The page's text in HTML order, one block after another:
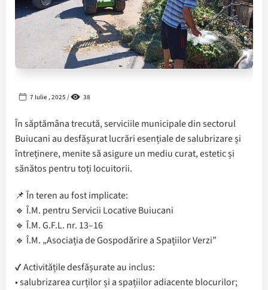
7 Iulie , 2025 / 38
În săptămâna trecută, serviciile municipale din sectorul
Buiucani au desfășurat lucrări esențiale de salubrizare și
întreținere, menite să asigure un mediu curat, estetic și
sănătos pentru toți locuitorii.
📌 În teren au fost implicate:
🔹 Î.M. pentru Servicii Locative Buiucani
🔹 Î.M. G.F.L. nr. 13–16
🔹 Î.M. „Asociația de Gospodărire a Spațiilor Verzi”
✔️ Activitățile desfășurate au inclus:
• salubrizarea curților și a spațiilor adiacente blocurilor;